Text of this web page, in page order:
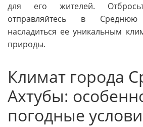
для его жителей.
отправляйтесь в
насладиться ее уникальным
природы.
Климат города
Ахтубы:
погодные